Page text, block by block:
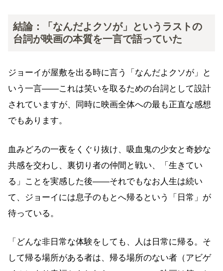
結論：「なんだよクソが」というラストの
台詞が映画の本質を一言で語っていた
ジョーイが屋敷を出る時に言う「なんだよクソが」と
いう一言——これは笑いを取るための台詞として設計
されていますが、同時に映画全体への最も正直な感想
でもあります。
血みどろの一夜をくぐり抜け、吸血鬼の少女と奇妙な
共感を交わし、裏切り者の仲間と戦い、「生きてい
る」ことを実感した後——それでもなお人生は続い
て、ジョーイには息子のもとへ帰るという「日常」が
待っている。
「どんな非日常な体験をしても、人は日常に帰る。そ
して帰る場所がある者は、帰る場所のない者（アビゲ